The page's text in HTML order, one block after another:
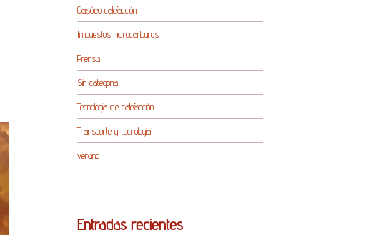
Gasóleo calefacción
Impuestos hidrocarburos
Prensa
Sin categoría
Tecnologia de calefacción
Transporte y tecnología
verano
Entradas recientes